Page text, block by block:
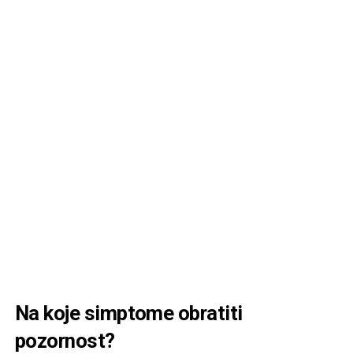
Na koje simptome obratiti
pozornost?